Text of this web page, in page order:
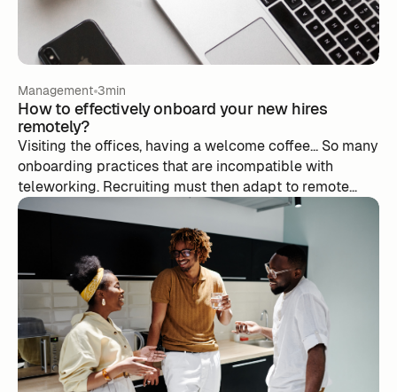
Management 3min
How to effectively onboard your new hires
remotely?
Visiting the offices, having a welcome coffee... So many
onboarding practices that are incompatible with
teleworking. Recruiting must then adapt to remote
work and reinvent some of the habits he cherished the
most. How can you get off to a good start despite the
distance with new employees? Today we are giving
you our advice on how to successfully onboard your
new recruits remotely.